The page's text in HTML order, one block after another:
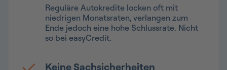
Reguläre Autokredite locken oft mit
niedrigen Monatsraten, verlangen zum
Ende jedoch eine hohe Schlussrate. Nicht
so bei easyCredit.
Keine Sachsicherheiten